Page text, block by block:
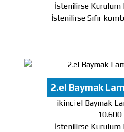
İstenilirse Kurulum
İstenilirse Sıfır
2.el Baymak
ikinci el Baymak
10.600
İstenilirse Kurulum